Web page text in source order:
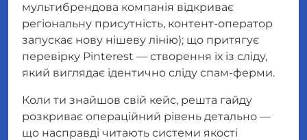
мультибрендова компанія відкриває
регіональну присутність, контент-оператор
запускає нову нішеву лінію); що притягує
перевірку Pinterest — створення їх із сліду,
який виглядає ідентично сліду спам-ферми.
Коли ти знайшов свій кейс, решта гайду
розкриває операційний рівень детально —
що насправді читають системи якості